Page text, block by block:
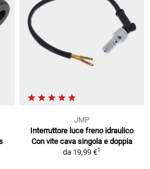
JMP
Interruttore luce freno idraulico
Con vite cava singola e doppia
da 19,99 €1